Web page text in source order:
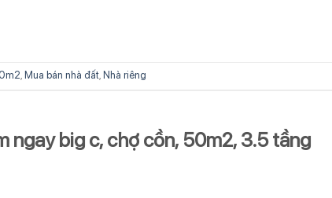
Mua bán nhà đất Nhà riêng
ngay big c, chợ cồn, 50m2, 3.5 tầng